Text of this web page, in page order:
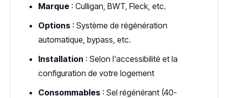
Marque : Culligan, BWT, Fleck, etc.
Options : Système de régénération
automatique, bypass, etc.
Installation : Selon l'accessibilité et la
configuration de votre logement
Consommables : Sel régénérant (40-